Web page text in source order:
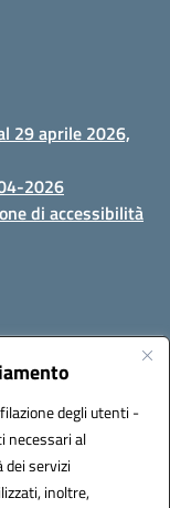
degli utenti -
necessari al
servizi
inoltre,
29 aprile 2026,
2026
di accessibilità